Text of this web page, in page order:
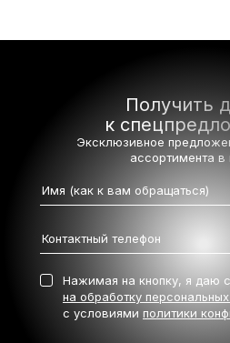
Получить
к
Эксклюзивное
ассортимента в
Нажимая на кнопку, я даю
на обработку
с условиями политики